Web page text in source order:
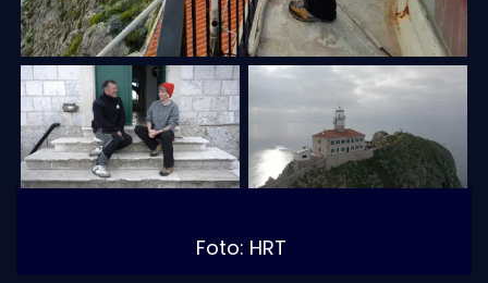
Foto: HRT